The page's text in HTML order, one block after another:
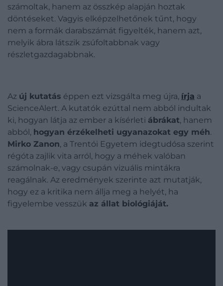
számoltak, hanem az összkép alapján hoztak
döntéseket. Vagyis elképzelhetőnek tűnt, hogy
nem a formák darabszámát figyelték, hanem azt,
melyik ábra látszik zsúfoltabbnak vagy
részletgazdagabbnak.
Az új kutatás éppen ezt vizsgálta meg újra, írja a
ScienceAlert. A kutatók ezúttal nem abból indultak
ki, hogyan látja az ember a kísérleti ábrákat, hanem
abból, hogyan érzékelheti ugyanazokat egy méh.
Mirko Zanon, a Trentói Egyetem idegtudósa szerint
régóta zajlik vita arról, hogy a méhek valóban
számolnak-e, vagy csupán vizuális mintákra
reagálnak. Az eredmények szerinte azt mutatják,
hogy ez a kritika nem állja meg a helyét, ha
figyelembe vesszük az állat biológiáját.